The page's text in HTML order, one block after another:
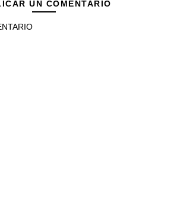
UN COMENTARIO